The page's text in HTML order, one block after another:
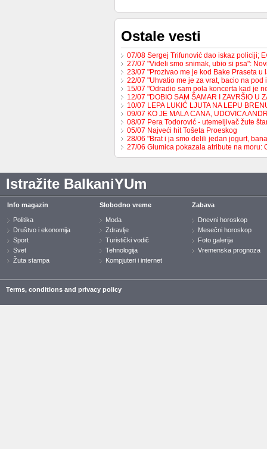
Ostale vesti
07/08 Sergej Trifunović dao iskaz policiji;
27/07 "Videli smo snimak, ubio si psa":
23/07 "Prozivao me je kod Bake Praseta
22/07 "Uhvatio me je za vrat, bacio na
15/07 "Odradio sam pola koncerta kad je
12/07 "DOBIO SAM ŠAMAR I ZAVRŠIO U
10/07 LEPA LUKIĆ LJUTA NA LEPU
09/07 KO JE MALA CANA, UDOVICA
08/07 Pera Todorović - utemeljivač žute
05/07 Najveći hit Tošeta Proeskog
28/06 "Brat i ja smo delili jedan jogurt,
27/06 Glumica pokazala atribute na moru:
Istražite BalkaniYUm
Info magazin
Politika
Društvo i ekonomija
Sport
Svet
Žuta stampa
Slobodno vreme
Moda
Zdravlje
Turistički vodič
Tehnologija
Kompjuteri i internet
Zabava
Dnevni horoskop
Mesečni horoskop
Foto galerija
Vremenska prognoza
Terms, conditions and privacy policy